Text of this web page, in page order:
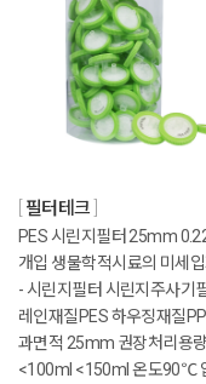
필터테크
PES 시린지필터 25mm
개입 생물학적시료의 미세
- 시린지필터 시린지주사기
레인재질PES 하우징재질
과면적 25mm 권장처리용
<100ml <150ml 온도90℃